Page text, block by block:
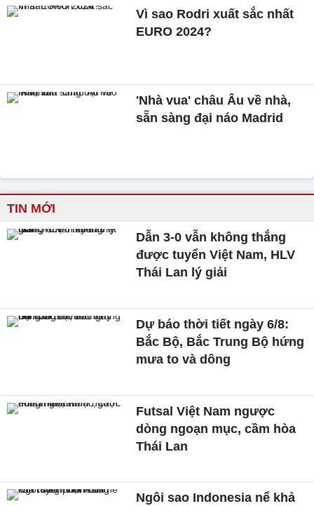
Vì sao Rodri xuất sắc nhất
EURO 2024?
'Nhà vua' châu Âu về nhà,
sẵn sàng đại náo Madrid
TIN MỚI
Dẫn 3-0 vẫn không thắng
được tuyển Việt Nam, HLV
Thái Lan lý giải
Dự báo thời tiết ngày 6/8:
Bắc Bộ, Bắc Trung Bộ hứng
mưa to và dông
Futsal Việt Nam ngược
dòng ngoạn mục, cầm hòa
Thái Lan
Ngôi sao Indonesia nể khả